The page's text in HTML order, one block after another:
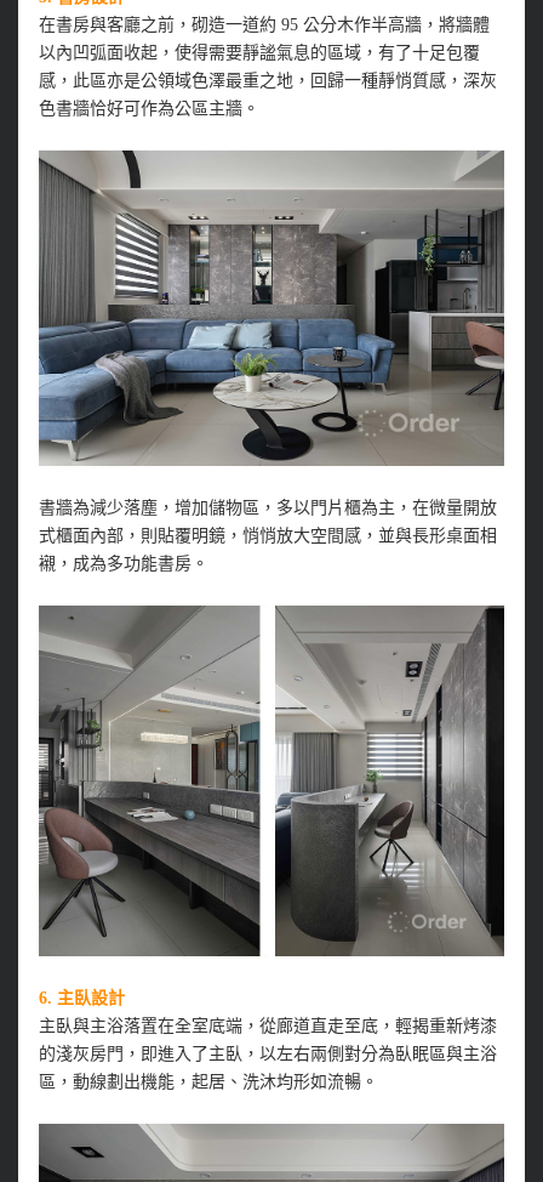
在書房與客廳之前，砌造一道約 95 公分木作半高牆，將牆體
以內凹弧面收起，使得需要靜謐氣息的區域，有了十足包覆
感，此區亦是公領域色澤最重之地，回歸一種靜悄質感，深灰
色書牆恰好可作為公區主牆。
書牆為減少落塵，增加儲物區，多以門片櫃為主，在微量開放
式櫃面內部，則貼覆明鏡，悄悄放大空間感，並與長形桌面相
襯，成為多功能書房。
6. 主臥設計
主臥與主浴落置在全室底端，從廊道直走至底，輕揭重新烤漆
的淺灰房門，即進入了主臥，以左右兩側對分為臥眠區與主浴
區，動線劃出機能，起居、洗沐均形如流暢。